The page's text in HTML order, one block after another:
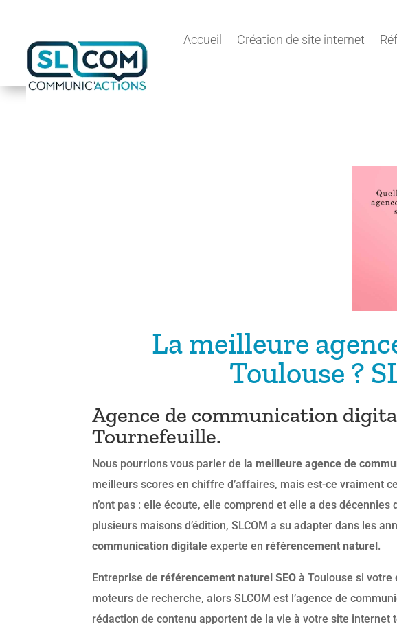
Accueil Création de site internet
La meilleure
Toulouse ?
Agence de communication
Tournefeuille.
Nous pourrions vous parler de la meilleure agence de
meilleurs scores en chiffre d’affaires, mais est-ce vraiment
n’ont pas : elle écoute, elle comprend et elle a des
plusieurs maisons d’édition, SLCOM a su adapter dans les
communication digitale experte en référencement naturel .
Entreprise de référencement naturel SEO à Toulouse si votre
moteurs de recherche, alors SLCOM est l’agence de
rédaction de contenu apportent de la vie à votre site